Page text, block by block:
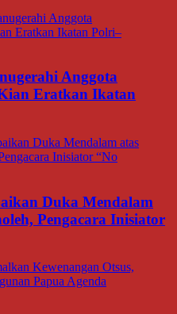
Anggota
Eratkan Ikatan
Duka Mendalam
Pengacara Inisiator